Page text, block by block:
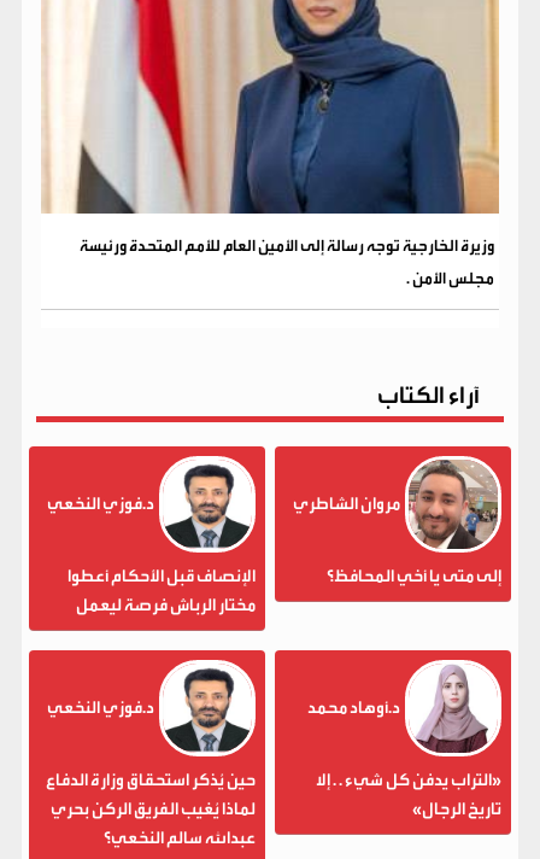
وزيرة الخارجية توجه رسالة إلى الأمين العام للأمم المتحدة ورئيسة
مجلس الأمن .
آراء الكتاب
مروان الشاطري
إلى متى يا أخي المحافظ؟
د.فوزي النخعي
الإنصاف قبل الأحكام أعطوا
مختار الرباش فرصة ليعمل
د.أوهاد محمد
«التراب يدفن كل شيء . . إلا
تاريخ الرجال»
د.فوزي النخعي
حين يُذكر استحقاق وزارة الدفاع
لماذا يُغيب الفريق الركن بحري
عبدالله سالم النخعي؟